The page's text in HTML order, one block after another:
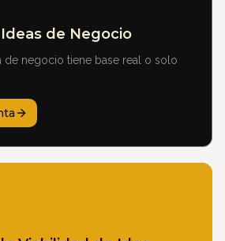
de Negocio
de negocio tiene base real o solo